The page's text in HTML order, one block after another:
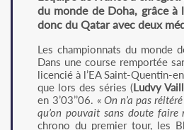
du monde de Doha, grâce à
donc du Qatar avec deux
Les championnats du monde
Dans une course remportée
licencié à l’EA Saint-Quentin-
que lors des séries (Ludvy
en 3’03’’06. «On n’a pas
qu’on pouvait sans doute
chrono du premier tour, les